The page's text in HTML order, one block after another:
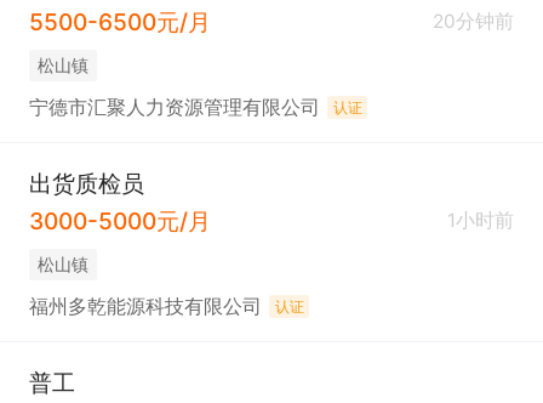
5500-6500元/月
20分钟前
松山镇
宁德市汇聚人力资源管理有限公司 认证
出货质检员
3000-5000元/月
1小时前
松山镇
福州多乾能源科技有限公司 认证
普工